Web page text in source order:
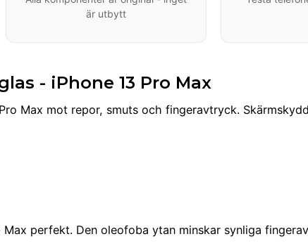
är utbytt
- iPhone 13 Pro Max
Max mot repor, smuts och fingeravtryck.
perfekt. Den oleofoba ytan minskar synliga